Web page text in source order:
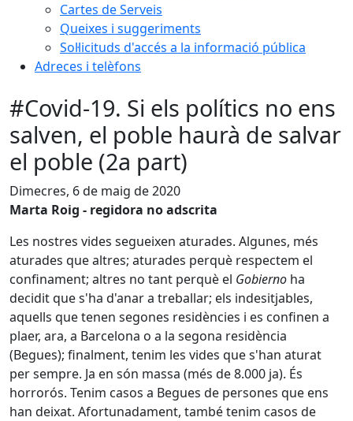
Cartes de Serveis
Queixes i suggeriments
Sol·licituds d'accés a la informació pública
Adreces i telèfons
#Covid-19. Si els polítics no ens
salven, el poble haurà de salvar
el poble (2a part)
Dimecres, 6 de maig de 2020
Marta Roig - regidora no adscrita
Les nostres vides segueixen aturades. Algunes, més
aturades que altres; aturades perquè respectem el
confinament; altres no tant perquè el Gobierno ha
decidit que s'ha d'anar a treballar; els indesitjables,
aquells que tenen segones residències i es confinen a
plaer, ara, a Barcelona o a la segona residència
(Begues); finalment, tenim les vides que s'han aturat
per sempre. Ja en són massa (més de 8.000 ja). És
horrorós. Tenim casos a Begues de persones que ens
han deixat. Afortunadament, també tenim casos de